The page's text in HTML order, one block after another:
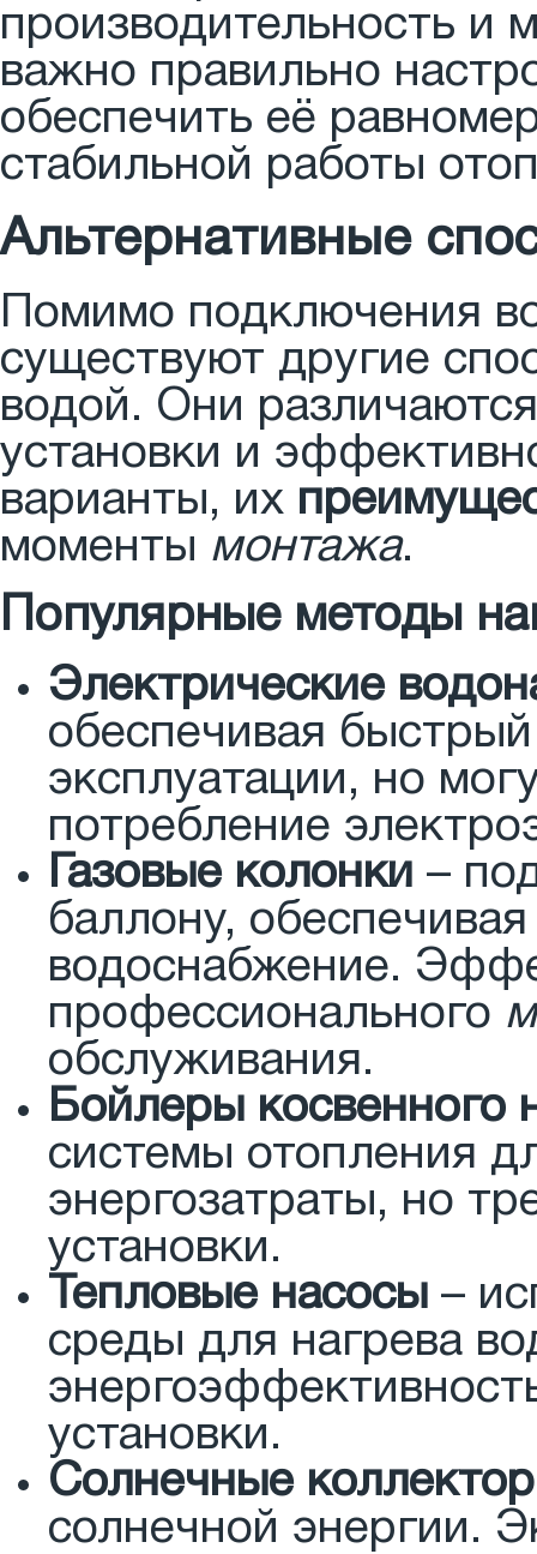
производительность и
важно правильно
обеспечить её
стабильной работы
Альтернативные
Помимо подключения
существуют другие
водой. Они
установки и
варианты, их
моменты монтажа.
Популярные методы
Электрические
обеспечивая
эксплуатации, но
потребление
Газовые колонки –
баллону,
водоснабжение.
профессионального
обслуживания.
Бойлеры косвенного
системы отопления
энергозатраты, но
установки.
Тепловые насосы –
среды для нагрева
установки.
Солнечные
солнечной энергии.